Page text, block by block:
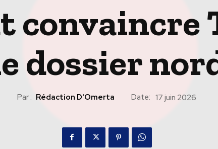
convaincre
dossier
Par : Rédaction D'Omerta Date: 17 juin 2026